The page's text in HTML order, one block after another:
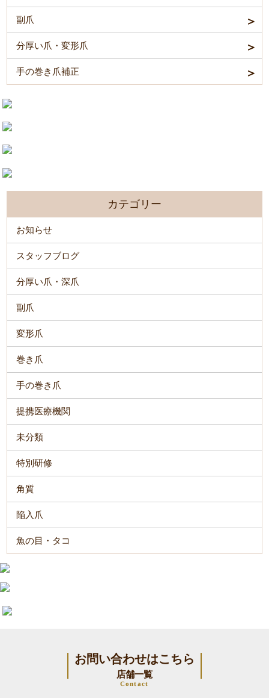
副爪
分厚い爪・変形爪
手の巻き爪補正
カテゴリー
お知らせ
スタッフブログ
分厚い爪・深爪
副爪
変形爪
巻き爪
手の巻き爪
提携医療機関
未分類
特別研修
角質
陥入爪
魚の目・タコ
お問い合わせはこちら
店舗一覧
Contact